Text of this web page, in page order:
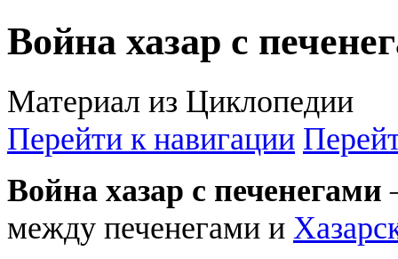
Война хазар с
Материал из Циклопедии
Перейти к навигации
Война хазар с печенегами
между печенегами и